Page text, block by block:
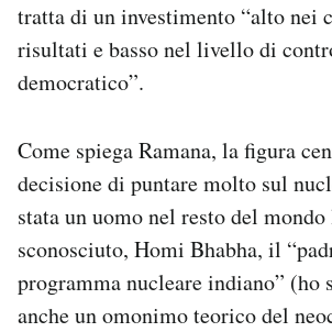
tratta di un investimento “alto nei
risultati e basso nel livello di
democratico”.
Come spiega Ramana, la figura
decisione di puntare molto sul
stata un uomo nel resto del
sconosciuto, Homi Bhabha, il
programma nucleare indiano” (ho
anche un omonimo teorico del